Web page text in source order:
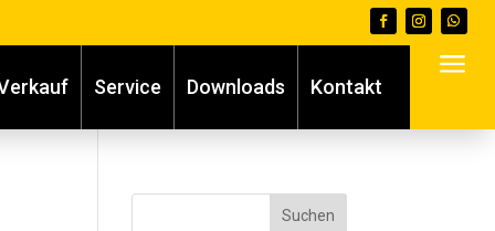
Service Downloads Kontakt
a
Suchen